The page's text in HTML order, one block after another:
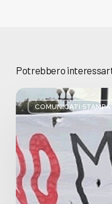
Potrebbero
COMUNICATI STAMPA
Basta
bugie,
Regione
Lombardia
pratica
l’antimafia
solo
a
parole